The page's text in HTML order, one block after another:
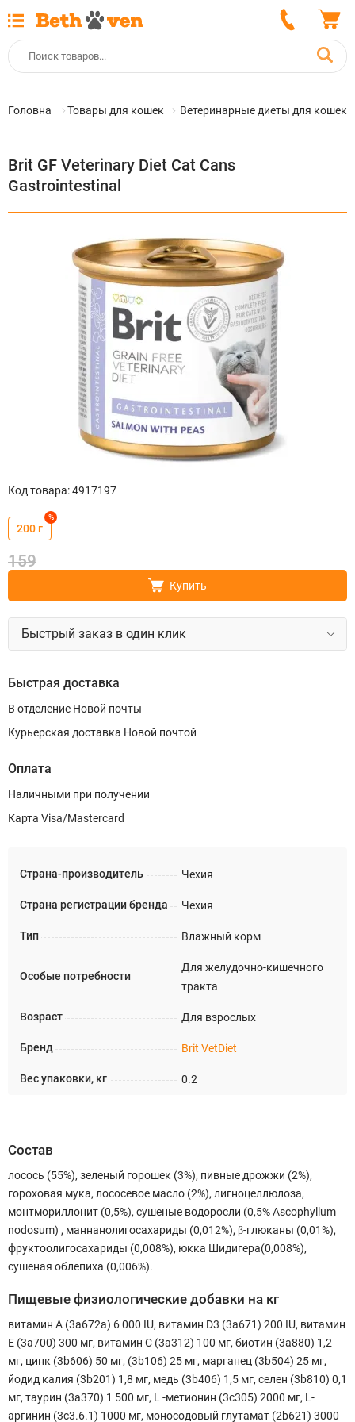
Головна Товары для кошек Ветеринарные диеты для кошек
Brit GF Veterinary Diet Cat Cans
Gastrointestinal
Код товара:4917197
200 г
%
159
Купить
Быстрый заказ в один клик
Быстрая доставка
В отделение Новой почты
Курьерская доставка Новой почтой
Оплата
Наличными при получении
Карта Visa/Mastercard
Страна-производитель Чехия
Страна регистрации бренда Чехия
Тип Влажный корм
Особые потребности
Для желудочно-кишечного
тракта
Возраст Для взрослых
Бренд Brit VetDiet
Вес упаковки, кг 0.2
Состав
лосось (55%), зеленый горошек (3%), пивные дрожжи (2%),
гороховая мука, лососевое масло (2%), лигноцеллюлоза,
монтмориллонит (0,5%), сушеные водоросли (0,5% Ascophyllum
nodosum) , маннанолигосахариды (0,012%), β-глюканы (0,01%),
фруктоолигосахариды (0,008%), юкка Шидигера(0,008%),
сушеная облепиха (0,006%).
Пищевые физиологические добавки на кг
витамин A (3a672a) 6 000 IU, витамин D3 (3а671) 200 IU, витамин
E (3a700) 300 мг, витамин C (3a312) 100 мг, биотин (3a880) 1,2
мг, цинк (3b606) 50 мг, (3b106) 25 мг, марганец (3b504) 25 мг,
йодид калия (3b201) 1,8 мг, медь (3b406) 1,5 мг, селен (3b810) 0,1
мг, таурин (3a370) 1 500 мг, L -метионин (3c305) 2000 мг, L-
аргинин (3c3.6.1) 1000 мг, моносодовый глутамат (2b621) 3000